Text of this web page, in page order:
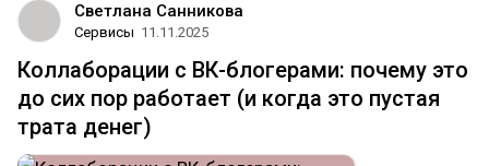
Светлана Санникова
Сервисы 11.11.2025
Коллаборации с ВК-блогерами: почему это
до сих пор работает (и когда это пустая
трата денег)